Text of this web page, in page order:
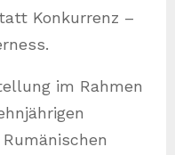
Konkurrenz –
im Rahmen